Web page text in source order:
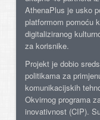
AthenaPlus je usko
platformom pomoću
digitaliziranog
za korisnike.
Projekt je dobio
politikama za
komunikacijskih
Okvirnog programa
inovativnost (CIP).